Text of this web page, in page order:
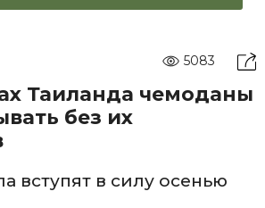
5083
Таиланда чемоданы
без их
вступят в силу осенью